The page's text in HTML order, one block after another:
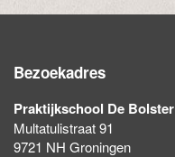
Bezoekadres
Praktijkschool De Bolster
Multatulistraat 91
9721 NH Groningen